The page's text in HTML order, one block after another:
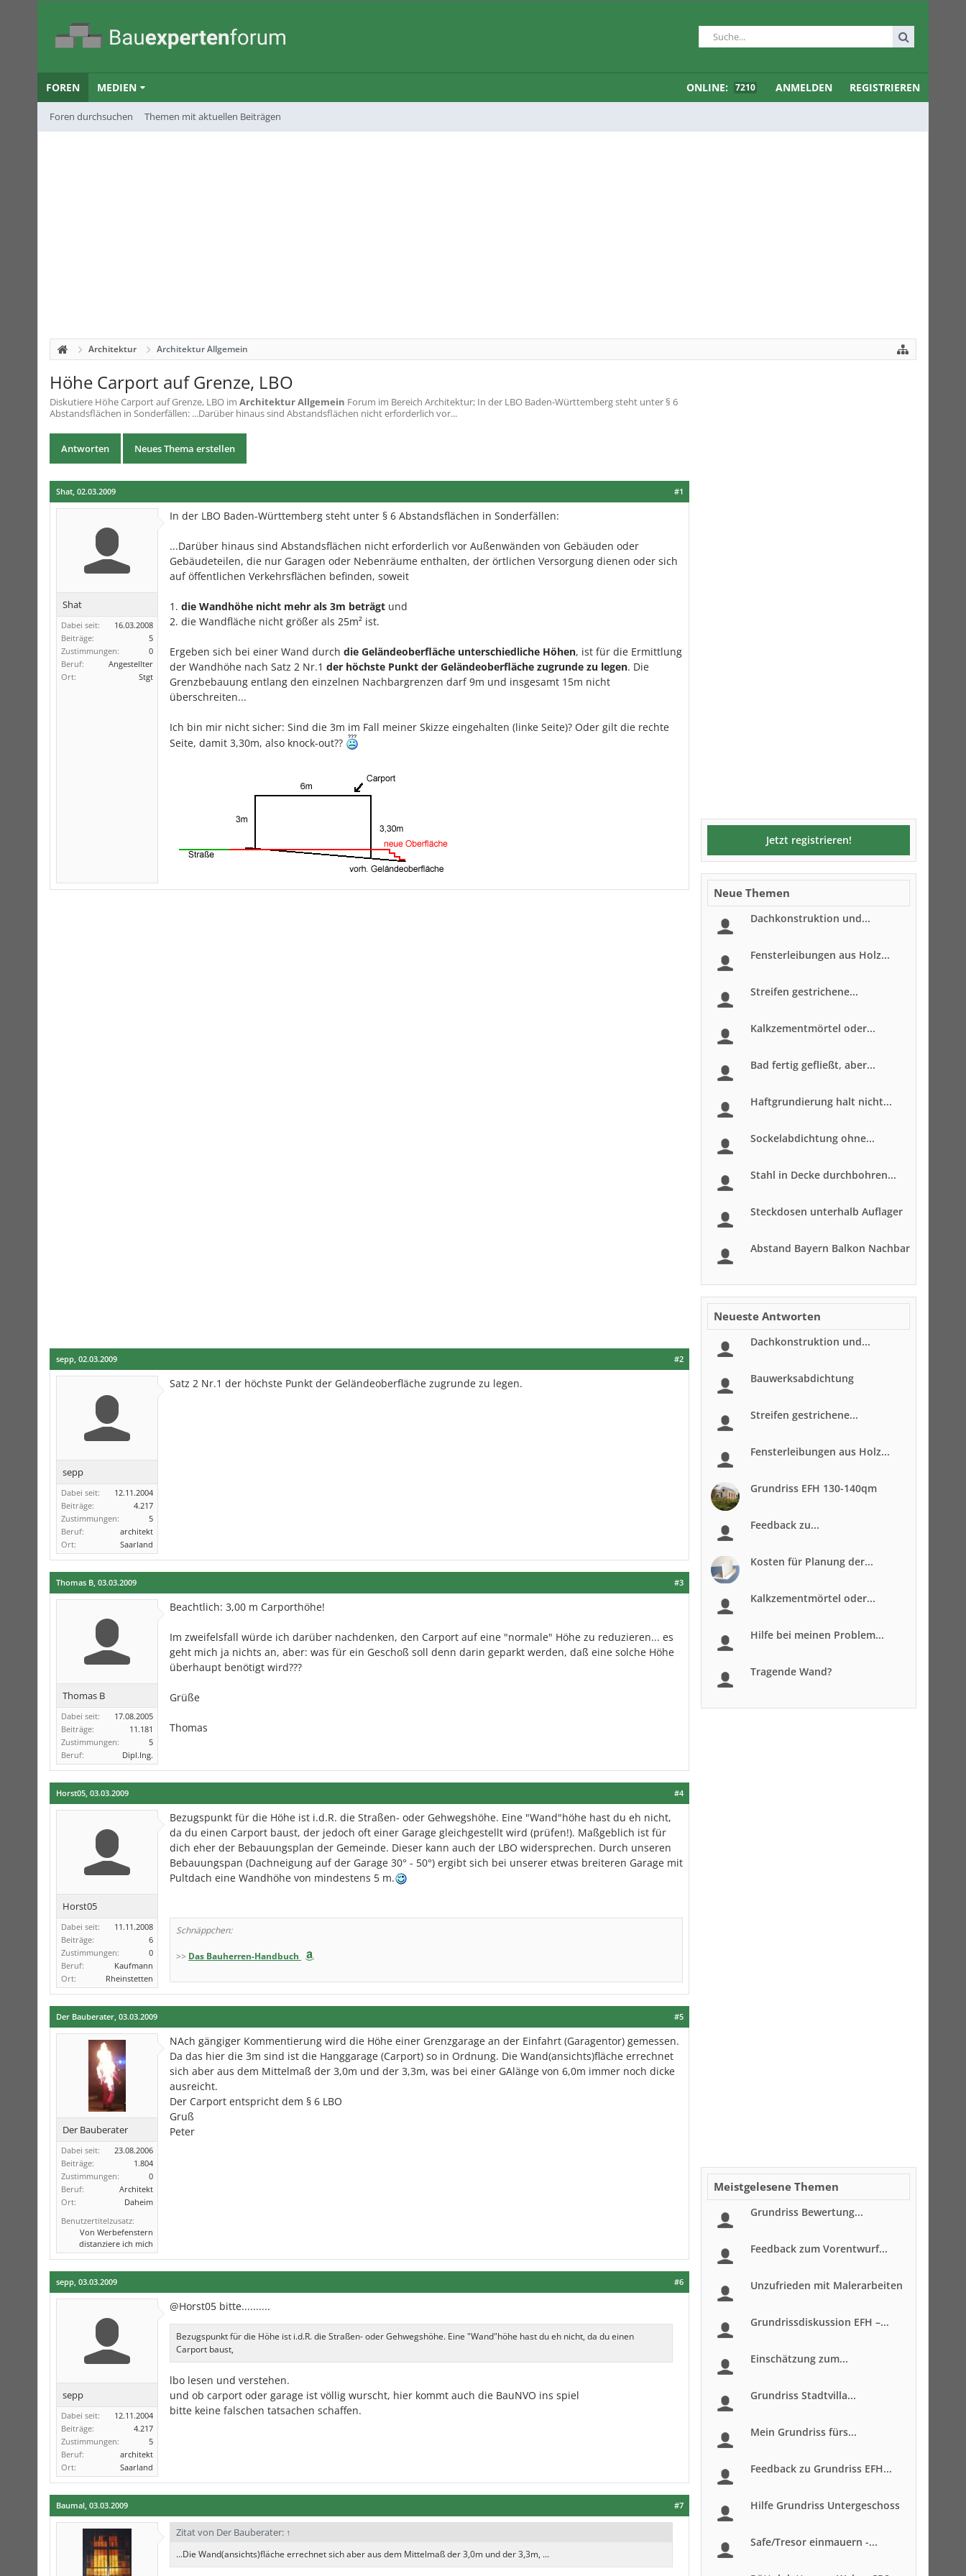
FOREN
Foren durchsuchen Themen mit aktuellen Beiträgen
MEDIEN ONLINE: 7210 ANMELDEN REGISTRIEREN
Architektur Architektur Allgemein
Höhe Carport auf Grenze, LBO
Diskutiere Höhe Carport auf Grenze, LBO im Architektur Allgemein Forum im Bereich Architektur; In der LBO Baden-Württemberg steht unter § 6
Abstandsflächen in Sonderfällen: ...Darüber hinaus sind Abstandsflächen nicht erforderlich vor...
Antworten Neues Thema erstellen
#1
Shat, 02.03.2009
Shat
Dabei seit:
16.03.2008
Beiträge:
5
Zustimmungen:
0
Beruf:
Angestellter
Ort:
Stgt
In der LBO Baden-Württemberg steht unter § 6 Abstandsflächen in Sonderfällen:
...Darüber hinaus sind Abstandsflächen nicht erforderlich vor Außenwänden von Gebäuden oder
Gebäudeteilen, die nur Garagen oder Nebenräume enthalten, der örtlichen Versorgung dienen oder sich
auf öffentlichen Verkehrsflächen befinden, soweit
1. die Wandhöhe nicht mehr als 3m beträgt und
2. die Wandfläche nicht größer als 25m² ist.
Ergeben sich bei einer Wand durch die Geländeoberfläche unterschiedliche Höhen, ist für die Ermittlung
der Wandhöhe nach Satz 2 Nr.1 der höchste Punkt der Geländeoberfläche zugrunde zu legen. Die
Grenzbebauung entlang den einzelnen Nachbargrenzen darf 9m und insgesamt 15m nicht
überschreiten...
Ich bin mir nicht sicher: Sind die 3m im Fall meiner Skizze eingehalten (linke Seite)? Oder gilt die rechte
Seite, damit 3,30m, also knock-out??
#2
sepp, 02.03.2009
sepp
Dabei seit:
12.11.2004
Beiträge:
4.217
Zustimmungen:
5
Beruf:
architekt
Ort:
Saarland
Satz 2 Nr.1 der höchste Punkt der Geländeoberfläche zugrunde zu legen.
#3
Thomas B, 03.03.2009
Thomas B
Dabei seit:
17.08.2005
Beiträge:
11.181
Zustimmungen:
5
Beruf:
Dipl.Ing.
Beachtlich: 3,00 m Carporthöhe!
Im zweifelsfall würde ich darüber nachdenken, den Carport auf eine "normale" Höhe zu reduzieren... es
geht mich ja nichts an, aber: was für ein Geschoß soll denn darin geparkt werden, daß eine solche Höhe
überhaupt benötigt wird???
Grüße
Thomas
#4
Horst05, 03.03.2009
Horst05
Dabei seit:
11.11.2008
Beiträge:
6
Zustimmungen:
0
Beruf:
Kaufmann
Ort:
Rheinstetten
Bezugspunkt für die Höhe ist i.d.R. die Straßen- oder Gehwegshöhe. Eine "Wand"höhe hast du eh nicht,
da du einen Carport baust, der jedoch oft einer Garage gleichgestellt wird (prüfen!). Maßgeblich ist für
dich eher der Bebauungsplan der Gemeinde. Dieser kann auch der LBO widersprechen. Durch unseren
Bebauungspan (Dachneigung auf der Garage 30° - 50°) ergibt sich bei unserer etwas breiteren Garage mit
Pultdach eine Wandhöhe von mindestens 5 m.
Schnäppchen:
>> Das Bauherren-Handbuch
#5
Der Bauberater, 03.03.2009
Der Bauberater
Dabei seit:
23.08.2006
Beiträge:
1.804
Zustimmungen:
0
Beruf:
Architekt
Ort:
Daheim
Benutzertitelzusatz:
Von Werbefenstern
distanziere ich mich
NAch gängiger Kommentierung wird die Höhe einer Grenzgarage an der Einfahrt (Garagentor) gemessen.
Da das hier die 3m sind ist die Hanggarage (Carport) so in Ordnung. Die Wand(ansichts)fläche errechnet
sich aber aus dem Mittelmaß der 3,0m und der 3,3m, was bei einer GAlänge von 6,0m immer noch dicke
ausreicht.
Der Carport entspricht dem § 6 LBO
Gruß
Peter
#6
sepp, 03.03.2009
sepp
Dabei seit:
12.11.2004
Beiträge:
4.217
Zustimmungen:
5
Beruf:
architekt
Ort:
Saarland
@Horst05 bitte..........
Bezugspunkt für die Höhe ist i.d.R. die Straßen- oder Gehwegshöhe. Eine "Wand"höhe hast du eh nicht, da du einen
Carport baust,
lbo lesen und verstehen.
und ob carport oder garage ist völlig wurscht, hier kommt auch die BauNVO ins spiel
bitte keine falschen tatsachen schaffen.
#7
Baumal, 03.03.2009
Zitat von Der Bauberater: ↑
...Die Wand(ansichts)fläche errechnet sich aber aus dem Mittelmaß der 3,0m und der 3,3m, ...
Jetzt registrieren!
Neue Themen
Dachkonstruktion und...
Fensterleibungen aus Holz...
Streifen gestrichene...
Kalkzementmörtel oder...
Bad fertig gefließt, aber...
Haftgrundierung halt nicht...
Sockelabdichtung ohne...
Stahl in Decke durchbohren...
Steckdosen unterhalb Auflager
Abstand Bayern Balkon Nachbar
Neueste Antworten
Dachkonstruktion und...
Bauwerksabdichtung
Streifen gestrichene...
Fensterleibungen aus Holz...
Grundriss EFH 130-140qm
Feedback zu...
Kosten für Planung der...
Kalkzementmörtel oder...
Hilfe bei meinen Problem...
Tragende Wand?
Meistgelesene Themen
Grundriss Bewertung...
Feedback zum Vorentwurf...
Unzufrieden mit Malerarbeiten
Grundrissdiskussion EFH –...
Einschätzung zum...
Grundriss Stadtvilla...
Mein Grundriss fürs...
Feedback zu Grundriss EFH...
Hilfe Grundriss Untergeschoss
Safe/Tresor einmauern -...